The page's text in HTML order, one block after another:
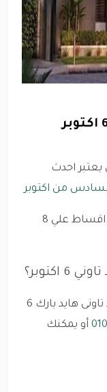
طرق سداد مشروع هايد بارك 6 اكتوبر
والذي يعتبر احدث
من اكتوبر
قدم 10% و 5% بعد ثلاث شهور والباقي اقساط علي 8
للحجز ومزيد من المعلومات في كمبوند تاونى هايد بارك 6
أو يمكنك